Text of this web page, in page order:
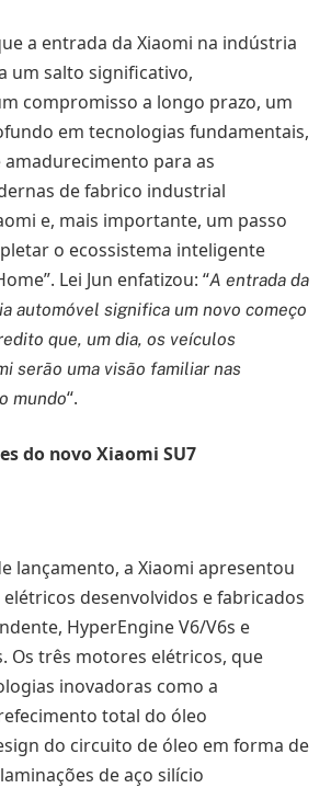
a entrada da Xiaomi na indústria
um salto significativo,
compromisso a longo prazo, um
em tecnologias fundamentais,
para as
de fabrico industrial
e, mais importante, um passo
o ecossistema inteligente
Lei Jun enfatizou: “A entrada da
automóvel significa um novo começo
que, um dia, os veículos
serão uma visão familiar nas
mundo“.
do novo Xiaomi SU7
lançamento, a Xiaomi apresentou
desenvolvidos e fabricados
HyperEngine V6/V6s e
Os três motores elétricos, que
inovadoras como a
total do óleo
do circuito de óleo em forma de
de aço silício